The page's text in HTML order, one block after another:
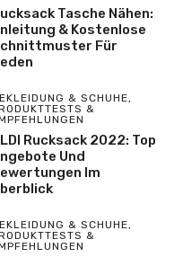
Tasche Nähen:
& Kostenlose
Für
& SCHUHE,
&
Rucksack 2022: Top
Und
Im
& SCHUHE,
&